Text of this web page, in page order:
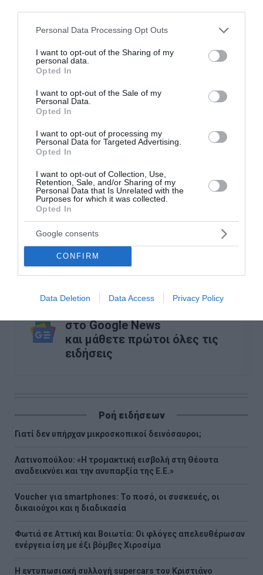
Please note that this website/app uses one or more Google
not limited to your visit or usage behaviour. You may click to
grant or deny consent to Google and its third-party tags to
use your data for below specified purposes in below Google
consent section.
Personal Data Processing Opt Outs
I want to opt-out of the Sharing of my
personal data.
Opted In
I want to opt-out of the Sale of my
Personal Data.
Opted In
I want to opt-out of processing my
Personal Data for Targeted Advertising.
Opted In
I want to opt-out of Collection, Use,
Retention, Sale, and/or Sharing of my
Personal Data that Is Unrelated with the
Purposes for which it was collected.
Opted In
Google consents
CONFIRM
Data Deletion Data Access Privacy Policy
προσανατολισμένης στα αποτελέσματα
συνεργασίας που ορίζει μια εταιρική σχέση στην
«Είμαι πολύ ενθουσιασμένη από όσα έχουμε
επιτύχει, αλλά με ενθουσιάζει ακόμη περισσότερο
το μέλλον που μας περιμένει», κατέληξε η
πρέσβειρα των Ηνωμένων Πολιτειών.
Μητσοτάκης: «Η μόνη διαφορά μεταξύ Ελλάδας
και Τουρκίας η οριοθέτηση των θαλάσσιων
ζωνών»
Χατζηδάκης: «Τα ψέματα και η ασχετοσύνη θα
πάνε τη χώρα πίσω, οκτώ στόχοι για την Ελλάδα
του 2030»
Ανδρουλάκης: Επτά παρεμβάσεις του ΠΑΣΟΚ για
την «αναγέννηση της μικρομεσαίας
επιχειρηματικότητας»
στο Google News
και μάθετε πρώτοι όλες τις
ειδήσεις
Ροή ειδήσεων
Γιατί δεν υπήρχαν μικροσκοπικοί δεινόσαυροι;
Λατινοπούλου: «Η τρομακτική εισβολή στη Θέουτα
αναδεικνύει και την ανυπαρξία της Ε.Ε.»
Voucher για smartphones: Το ποσό, οι συσκευές, οι
δικαιούχοι και η διαδικασία
Φωτιά σε Αττική και Βοιωτία: Οι φλόγες απελευθέρωσαν
ενέργεια ίση με έξι βόμβες Χιροσίμα
H εντυπωσιακή συλλογή supercars του Κριστιάνο